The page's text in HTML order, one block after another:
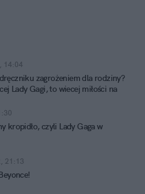
14:04
zagrożeniem dla rodziny?
Lady Gagi, to wiecej miłości na
kropidło, czyli Lady Gaga w
21:13